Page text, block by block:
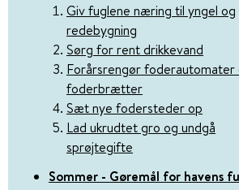
Giv fuglene næring til yngel og
redebygning
Sørg for rent drikkevand
Forårsrengør foderautomater
foderbrætter
Sæt nye fodersteder op
Lad ukrudtet gro og undgå
sprøjtegifte
Sommer - Gøremål for havens